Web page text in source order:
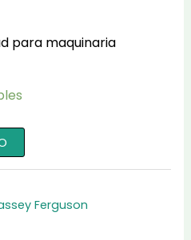
para maquinaria
Ferguson